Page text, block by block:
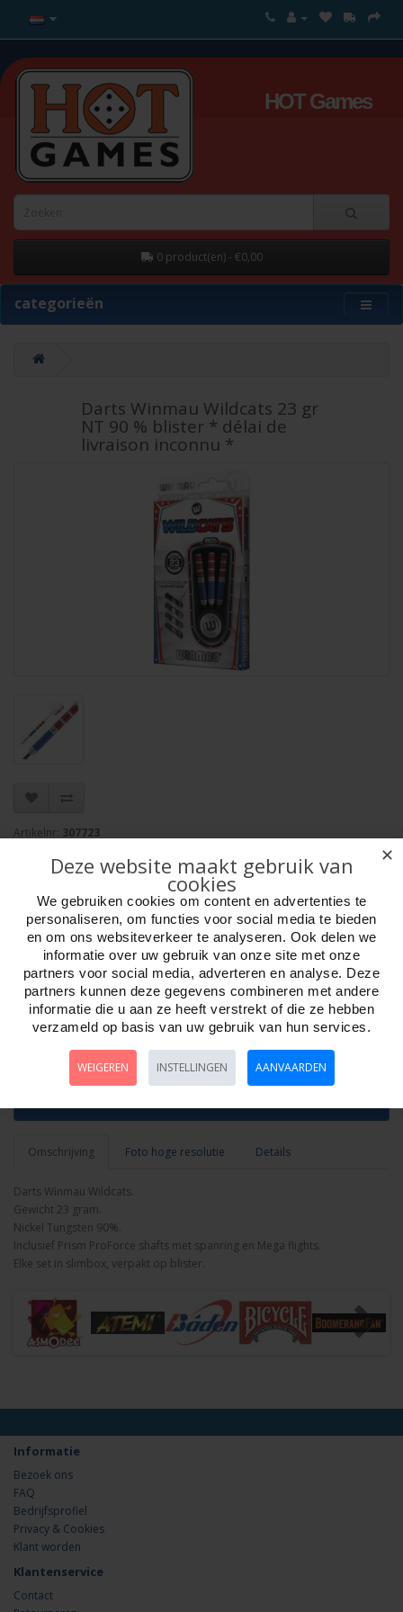
HOT Games
0 product(en) - €0,00
categorieën
Darts Winmau Wildcats 23 gr
NT 90 % blister * délai de
livraison inconnu *
Artikelnr: 307723
Verpakkingseenheid: 10
Merk:Winmau
Week ?
Aantal
Omschrijving Foto hoge resolutie Details
Darts Winmau Wildcats.
Gewicht 23 gram.
Nickel Tungsten 90%.
Inclusief Prism ProForce shafts met spanring en Mega flights.
Elke set in slimbox, verpakt op blister.
Informatie
Bezoek ons
FAQ
Bedrijfsprofiel
Privacy & Cookies
Klant worden
Klantenservice
Contact
✕
Deze website maakt gebruik van
cookies
We gebruiken cookies om content en advertenties te
personaliseren, om functies voor social media te bieden
en om ons websiteverkeer te analyseren. Ook delen we
informatie over uw gebruik van onze site met onze
partners voor social media, adverteren en analyse. Deze
partners kunnen deze gegevens combineren met andere
informatie die u aan ze heeft verstrekt of die ze hebben
verzameld op basis van uw gebruik van hun services.
WEIGEREN INSTELLINGEN AANVAARDEN